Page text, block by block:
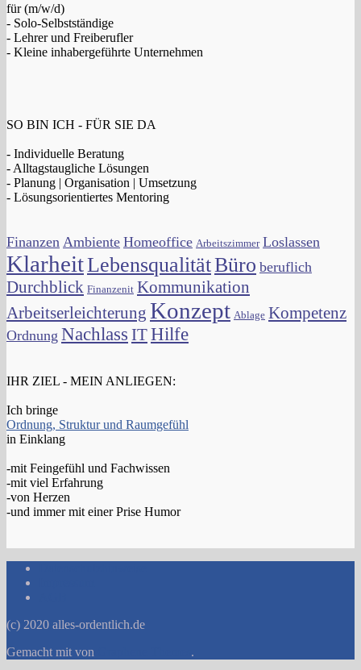
für (m/w/d)
- Solo-Selbstständige
- Lehrer und Freiberufler
- Kleine inhabergeführte Unternehmen
SO BIN ICH - FÜR SIE DA
- Individuelle Beratung
- Alltagstaugliche Lösungen
- Planung | Organisation | Umsetzung
- Lösungsorientiertes Mentoring
Finanzen Ambiente Homeoffice Arbeitszimmer Loslassen
KlarheitLebensqualitätBüro beruflich
Durchblick Finanzenit Kommunikation
Arbeitserleichterung Konzept Ablage Kompetenz
Ordnung Nachlass ITHilfe
IHR ZIEL - MEIN ANLIEGEN:
Ich bringe
Ordnung, Struktur und Raumgefühl
in Einklang
-mit Feingefühl und Fachwissen
-mit viel Erfahrung
-von Herzen
-und immer mit einer Prise Humor
(c) 2020 alles-ordentlich.de
Gemacht mit von .